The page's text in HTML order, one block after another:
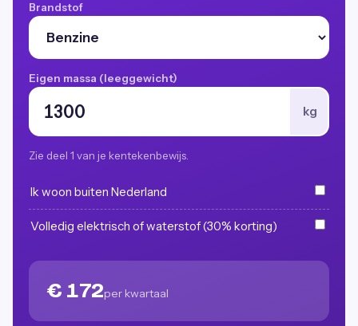
Brandstof
Eigen massa (leeggewicht)
kg
Zie deel 1 van je kentekenbewijs.
Ik woon buiten Nederland
Volledig elektrisch of waterstof (30% korting)
€ 172per kwartaal